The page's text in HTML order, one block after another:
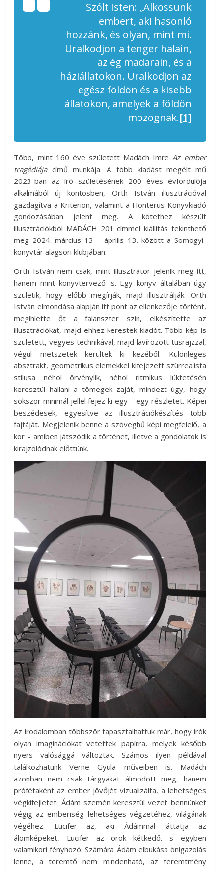
Szólt Isten: „Alkossunk
embert, aki hasonló
hozzánk, és olyan, mint mi.
Uralkodjon a tenger halain,
az ég madarain, és a
háziállatokon. Uralkodjon az
egész földön és a kisebb
állatokon, amelyek a földön
mozognak.[1]
Több, mint 160 éve született Madách ImreAz ember
tragédiájacímű munkája. A több kiadást megélt mű
2023-ban az író születésének 200 éves évfordulója
alkalmából új köntösben, Orth István illusztrációval
gazdagítva a Kriterion, valamint a Honterus Könyvkiadó
gondozásában jelent meg. A kötethez készült
illusztrációkból MADÁCH 201 címmel kiállítás tekinthető
meg 2024. március 13 – április 13. között a Somogyi-
könyvtár alagsori klubjában.
Orth István nem csak, mint illusztrátor jelenik meg itt,
hanem mint könyvtervező is. Egy könyv általában úgy
születik, hogy előbb megírják, majd illusztrálják. Orth
István elmondása alapján itt pont az ellenkezője történt,
megihlette őt a falanszter szín, elkészítette az
illusztrációkat, majd ehhez kerestek kiadót. Több kép is
született, vegyes technikával, majd lavírozott tusrajzzal,
végül metszetek kerültek ki kezéből. Különleges
absztrakt, geometrikus elemekkel kifejezett szürrealista
stílusa néhol örvénylik, néhol ritmikus lüktetésén
keresztül hallani a tömegek zaját, mindezt úgy, hogy
sokszor minimál jellel fejez ki egy – egy részletet. Képei
beszédesek, egyesítve az illusztrációkészítés több
fajtáját. Megjelenik benne a szöveghű képi megfelelő, a
kor – amiben játszódik a történet, illetve a gondolatok is
kirajzolódnak előttünk.
Az irodalomban többször tapasztalhattuk már, hogy írók
olyan imaginációkat vetettek papírra, melyek később
nyers valósággá változtak. Számos ilyen példával
találkozhatunk Verne Gyula műveiben is. Madách
azonban nem csak tárgyakat álmodott meg, hanem
prófétaként az ember jövőjét vizualizálta, a lehetséges
végkifejletet. Ádám szemén keresztül vezet bennünket
végig az emberiség lehetséges végzetéhez, világának
végéhez. Lucifer az, aki Ádámmal láttatja az
álomképeket, Lucifer az örök kétkedő, s egyben
valamikori fényhozó. Számára Ádám elbukása önigazolás
lenne, a teremtő nem mindenható, az teremtmény